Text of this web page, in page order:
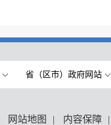
省（区市）政府网站
网站地图 | 内容保障 |